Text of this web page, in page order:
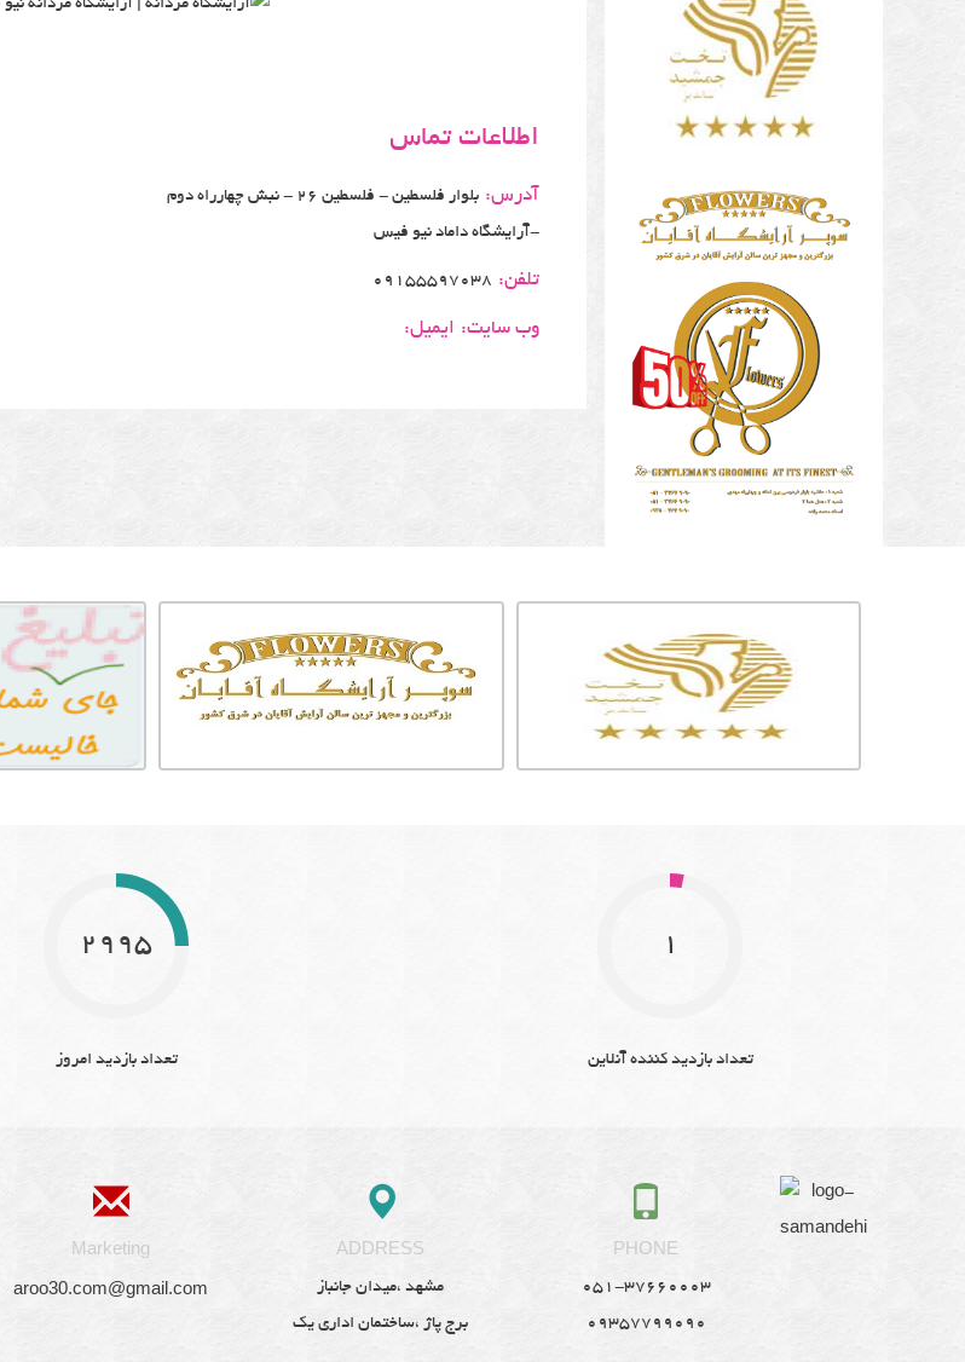
اطلاعات تماس
آدرس:
بلوار فلسطین - فلسطین 26 - نبش چهارراه دوم
-آرایشگاه داماد نیو فیس
تلفن: 09155597038
وب سایت: ایمیل:
1
تعداد بازدید کننده آنلاین
2995
تعداد بازدید امروز
Marketing
aroo30.com@gmail.com
ADDRESS
مشهد ،میدان جانباز
برج پاژ ،ساختمان اداری یک
PHONE
051-37660003
09357799090